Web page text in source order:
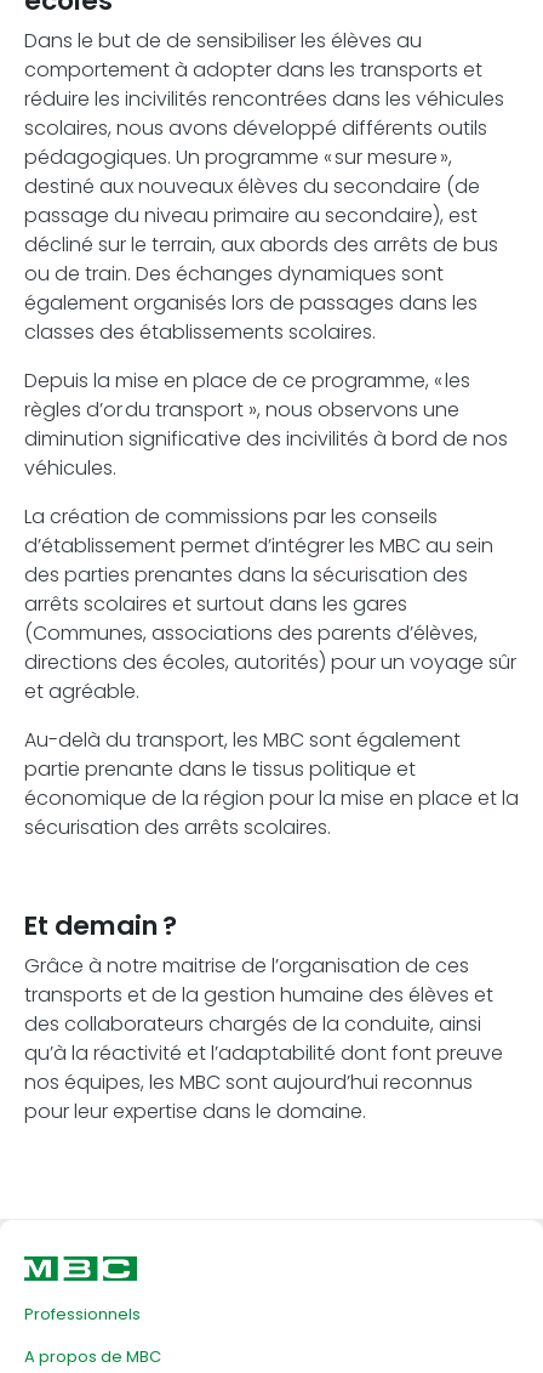
Dans le but de de sensibiliser les élèves au
comportement à adopter dans les transports et
réduire les incivilités rencontrées dans les véhicules
scolaires, nous avons développé différents outils
pédagogiques. Un programme « sur mesure »,
destiné aux nouveaux élèves du secondaire (de
passage du niveau primaire au secondaire), est
décliné sur le terrain, aux abords des arrêts de bus
ou de train. Des échanges dynamiques sont
également organisés lors de passages dans les
classes des établissements scolaires.
Depuis la mise en place de ce programme, « les
règles d’or du transport », nous observons une
diminution significative des incivilités à bord de nos
véhicules.
La création de commissions par les conseils
d’établissement permet d’intégrer les MBC au sein
des parties prenantes dans la sécurisation des
arrêts scolaires et surtout dans les gares
(Communes, associations des parents d’élèves,
directions des écoles, autorités) pour un voyage sûr
et agréable.
Au-delà du transport, les MBC sont également
partie prenante dans le tissus politique et
économique de la région pour la mise en place et la
sécurisation des arrêts scolaires.
Et demain ?
Grâce à notre maitrise de l’organisation de ces
transports et de la gestion humaine des élèves et
des collaborateurs chargés de la conduite, ainsi
qu’à la réactivité et l’adaptabilité dont font preuve
nos équipes, les MBC sont aujourd’hui reconnus
pour leur expertise dans le domaine.
Professionnels
A propos de MBC